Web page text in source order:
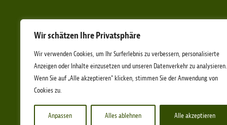
Wir schätzen Ihre Privatsphäre
Wir verwenden Cookies, um Ihr Surferlebnis zu verbessern, personalisierte
Anzeigen oder Inhalte einzusetzen und unseren Datenverkehr zu analysieren.
Wenn Sie auf „Alle akzeptieren" klicken, stimmen Sie der Anwendung von
Cookies zu.
Anpassen Alles ablehnen Alle akzeptieren
Telefax: +49 (0)2245-6190-11
E-Mail:info[at]etn-ev.de